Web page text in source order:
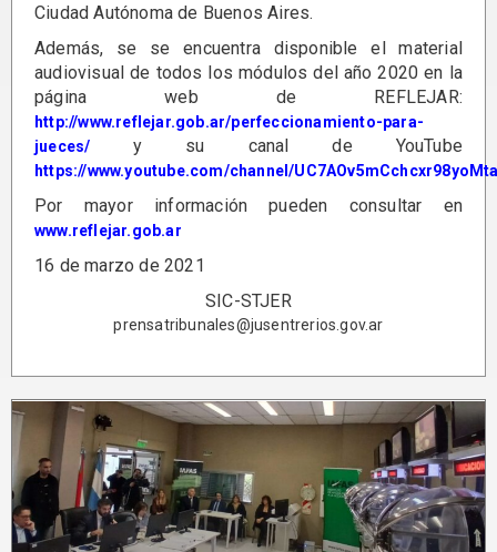
Ciudad Autónoma de Buenos Aires.
Además, se se encuentra disponible el material
audiovisual de todos los módulos del año 2020 en la
página web de REFLEJAR:
http://www.reflejar.gob.ar/perfeccionamiento-para-
jueces/
y su canal de YouTube
https://www.youtube.com/channel/
Por mayor información pueden consultar en
www.reflejar.gob.ar
16 de marzo de 2021
SIC-STJER
prensatribunales@jusentrerios.gov.ar